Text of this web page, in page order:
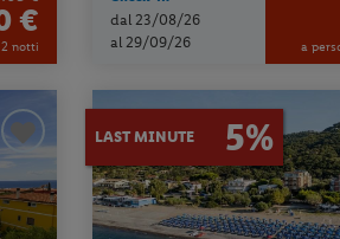
€
notti
dal 23/08/26
al 29/09/26
a
LAST MINUTE 5%